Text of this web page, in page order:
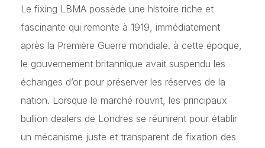
Le fixing LBMA possède une histoire riche et
fascinante qui remonte à 1919, immédiatement
après la Première Guerre mondiale. à cette époque,
le gouvernement britannique avait suspendu les
échanges d’or pour préserver les réserves de la
nation. Lorsque le marché rouvrit, les principaux
bullion dealers de Londres se réunirent pour établir
un mécanisme juste et transparent de fixation des